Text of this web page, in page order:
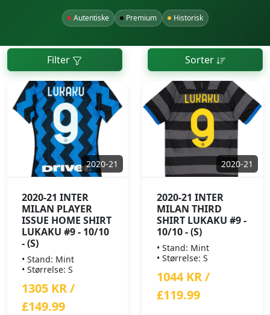
Autentiske Premium Historisk
Filter Sorter
2020-21
2020-21 INTER
MILAN PLAYER
ISSUE HOME SHIRT
LUKAKU #9 - 10/10
- (S)
• Stand: Mint
• Størrelse: S
1305 KR /
£149.99
2020-21
2020-21 INTER
MILAN THIRD
SHIRT LUKAKU #9 -
10/10 - (S)
• Stand: Mint
• Størrelse: S
1044 KR /
£119.99